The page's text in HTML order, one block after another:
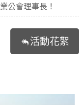
公會理事長！
活動花絮